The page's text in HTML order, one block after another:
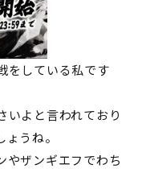
をしている私です
いよと言われており
うね。
やザンギエフでわち